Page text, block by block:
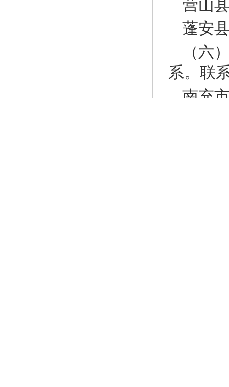
营山
蓬安
（六
系。联
南充